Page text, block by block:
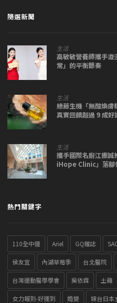
隨選新聞
生活
高敏敏營養師攜手
常」的平衡節奏
生活
綠藤生機「無酸煥
真實回饋超過 9 成好
生活
攜手國際名廚江振誠
iHope Clinic」落腳
熱門關鍵字
110全中運 Ariel GQ雜誌
侯友宜 內湖草莓季 台北醫院
台灣運動醫學學會 吳依霖 土雞
女力報到-好運到 婚變 嫁台日本